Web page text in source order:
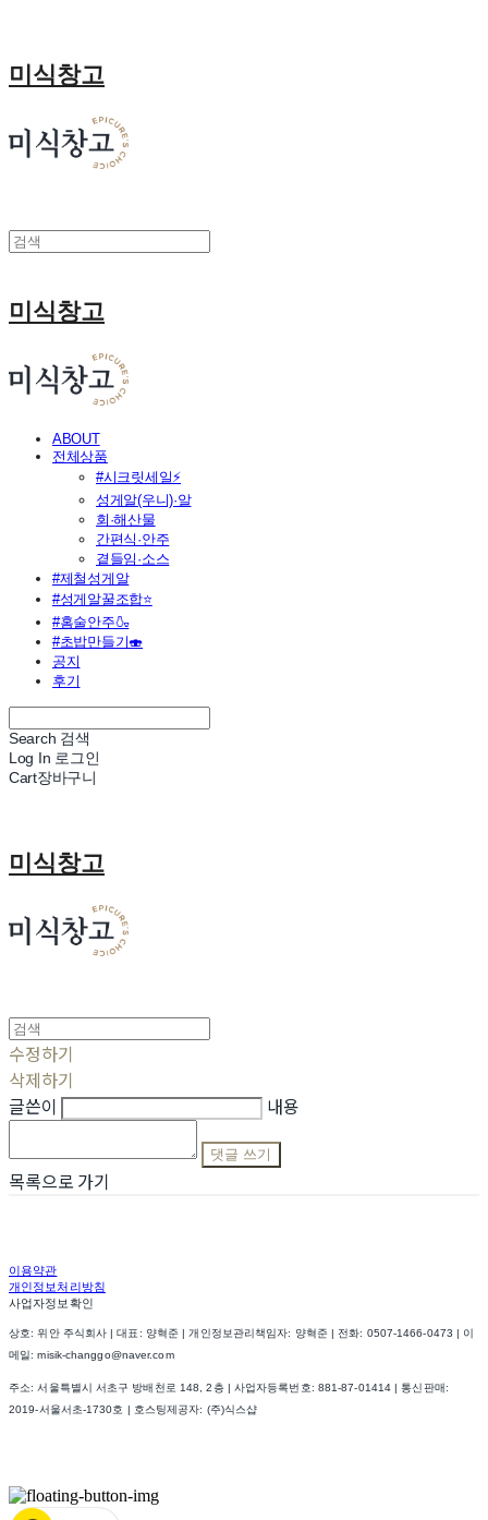
미식창고
미식창고
ABOUT
전체상품
#시크릿세일⚡
성게알(우니)·알
회·해산물
간편식·안주
곁들임·소스
#제철성게알
#성게알꿀조합⭐
#홈술안주🍶
#초밥만들기🍣
공지
후기
Search 검색
Log In 로그인
Cart장바구니
미식창고
수정하기
삭제하기
글쓴이
내용
댓글 쓰기
목록으로 가기
이용약관
개인정보처리방침
사업자정보확인
상호: 위안 주식회사 | 대표: 양혁준 | 개인정보관리책임자: 양혁준 | 전화: 0507-1466-0473 | 이
메일: misik-changgo@naver.com
주소: 서울특별시 서초구 방배천로 148, 2층 | 사업자등록번호: 881-87-01414 | 통신판매:
2019-서울서초-1730호
| 호스팅제공자: (주)식스샵